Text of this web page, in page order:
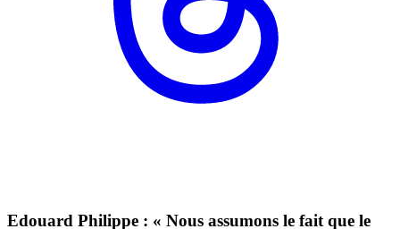
Edouard Philippe : « Nous assumons le fait que le